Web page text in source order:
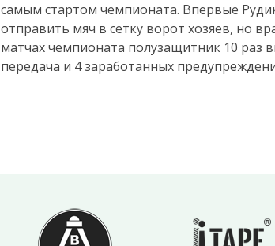
самым стартом чемпионата. Впервые
отправить мяч в сетку ворот хозяев, но
матчах чемпионата полузащитник 10 раз
передача и 4 заработанных